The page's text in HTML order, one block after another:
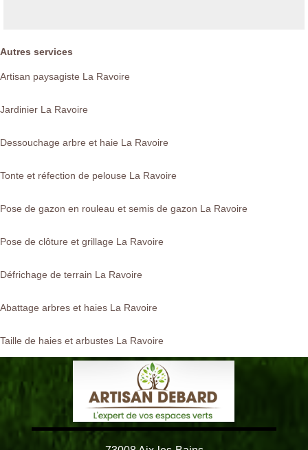
Autres services
Artisan paysagiste La Ravoire
Jardinier La Ravoire
Dessouchage arbre et haie La Ravoire
Tonte et réfection de pelouse La Ravoire
Pose de gazon en rouleau et semis de gazon La Ravoire
Pose de clôture et grillage La Ravoire
Défrichage de terrain La Ravoire
Abattage arbres et haies La Ravoire
Taille de haies et arbustes La Ravoire